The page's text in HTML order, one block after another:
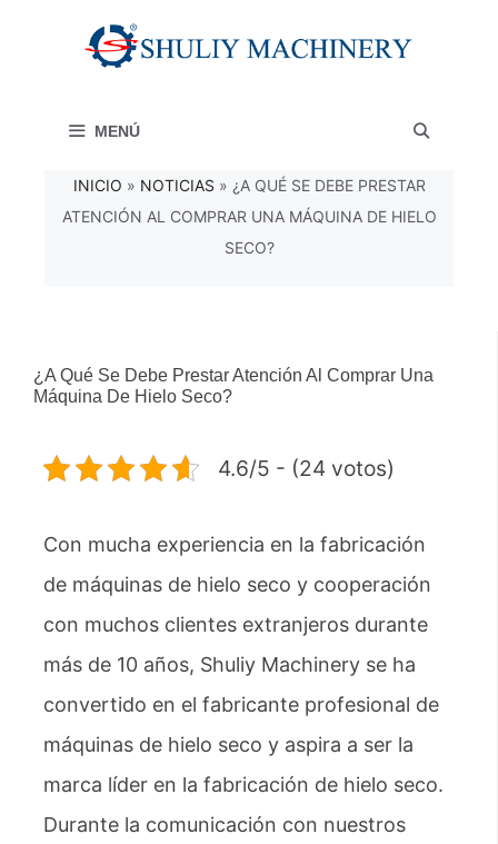
MENÚ
INICIO » NOTICIAS » ¿A QUÉ SE DEBE PRESTAR
ATENCIÓN AL COMPRAR UNA MÁQUINA DE HIELO
SECO?
¿A Qué Se Debe Prestar Atención Al Comprar Una
Máquina De Hielo Seco?
4.6/5 - (24 votos)
Con mucha experiencia en la fabricación
de máquinas de hielo seco y cooperación
con muchos clientes extranjeros durante
más de 10 años, Shuliy Machinery se ha
convertido en el fabricante profesional de
máquinas de hielo seco y aspira a ser la
marca líder en la fabricación de hielo seco.
Durante la comunicación con nuestros